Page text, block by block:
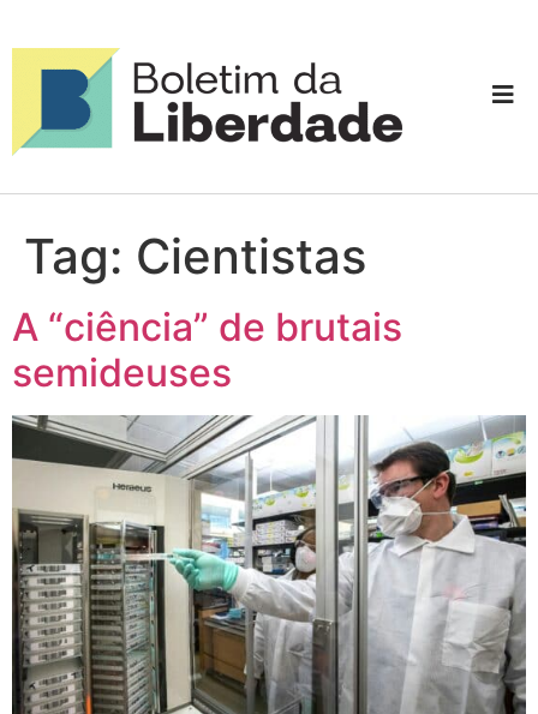
Tag: Cientistas
A “ciência” de brutais
semideuses